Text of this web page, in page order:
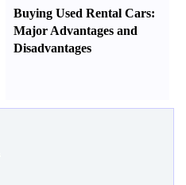
Buying Used Rental Cars:
Major Advantages and
Disadvantages